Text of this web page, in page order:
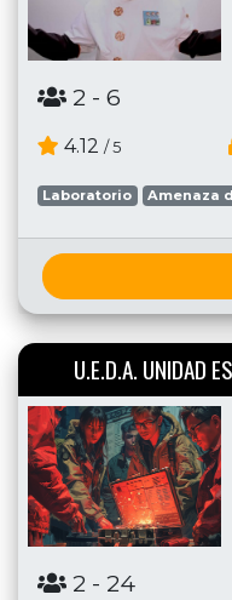
2 - 6
4.12 / 5
Laboratorio Amenaza
U.E.D.A. UNIDAD
2 - 24